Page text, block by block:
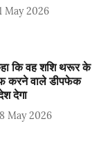
May 2026
कि वह शशि थरूर के
करने वाले डीपफेक
देगा
May 2026